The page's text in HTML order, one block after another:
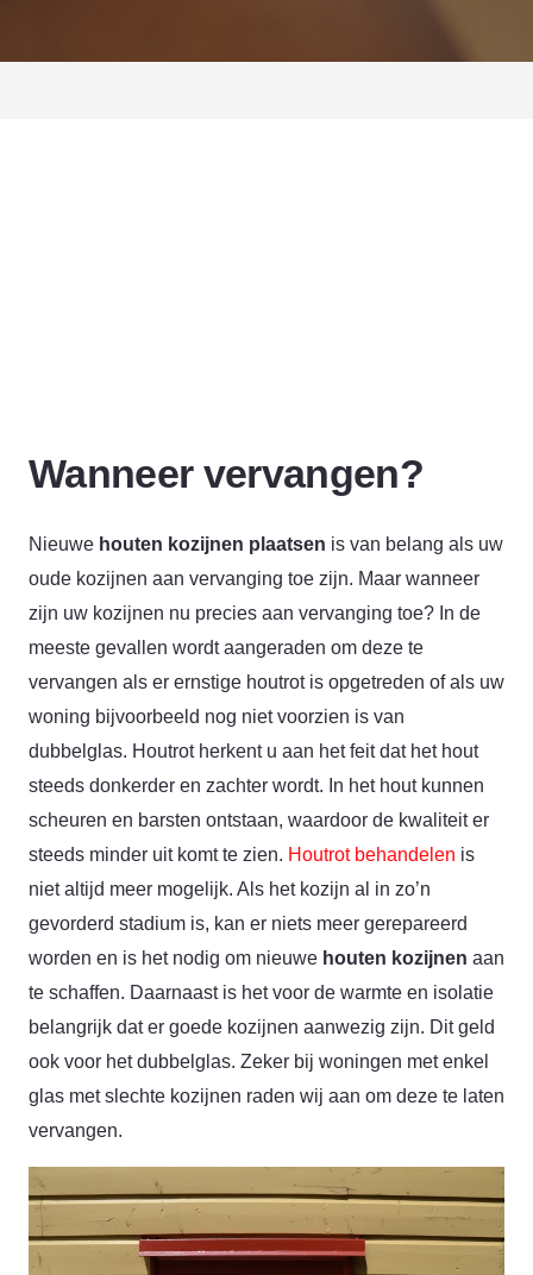
Wanneer vervangen?
Nieuwe houten kozijnen plaatsen is van belang als uw
oude kozijnen aan vervanging toe zijn. Maar wanneer
zijn uw kozijnen nu precies aan vervanging toe? In de
meeste gevallen wordt aangeraden om deze te
vervangen als er ernstige houtrot is opgetreden of als uw
woning bijvoorbeeld nog niet voorzien is van
dubbelglas. Houtrot herkent u aan het feit dat het hout
steeds donkerder en zachter wordt. In het hout kunnen
scheuren en barsten ontstaan, waardoor de kwaliteit er
steeds minder uit komt te zien. Houtrot behandelen is
niet altijd meer mogelijk. Als het kozijn al in zo’n
gevorderd stadium is, kan er niets meer gerepareerd
worden en is het nodig om nieuwe houten kozijnen aan
te schaffen. Daarnaast is het voor de warmte en isolatie
belangrijk dat er goede kozijnen aanwezig zijn. Dit geld
ook voor het dubbelglas. Zeker bij woningen met enkel
glas met slechte kozijnen raden wij aan om deze te laten
vervangen.